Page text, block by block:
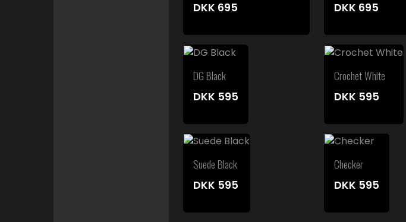
DKK 695 DKK 695
DG Black
DKK 595
Crochet White
DKK 595
Suede Black
DKK 595
Checker
DKK 595